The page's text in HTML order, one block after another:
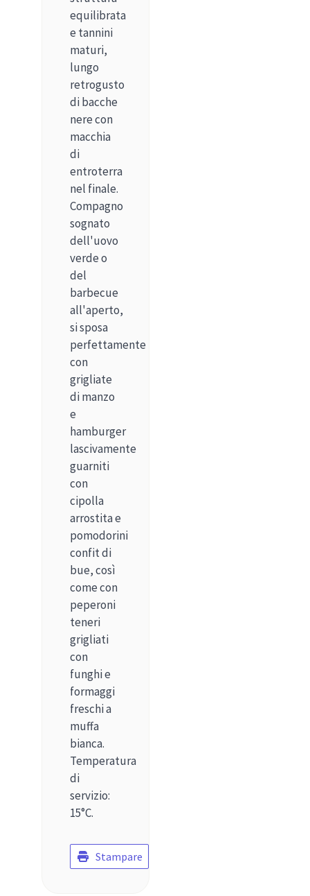
equilibrata
e tannini
maturi,
lungo
retrogusto
di bacche
nere con
macchia
di
entroterra
nel finale.
Compagno
sognato
dell'uovo
verde o
del
barbecue
all'aperto,
si sposa
perfettamente
con
grigliate
di manzo
e
hamburger
lascivamente
guarniti
con
cipolla
arrostita e
pomodorini
confit di
bue, così
come con
peperoni
teneri
grigliati
con
funghi e
formaggi
freschi a
muffa
bianca.
Temperatura
di
servizio:
15°C.
Stampare